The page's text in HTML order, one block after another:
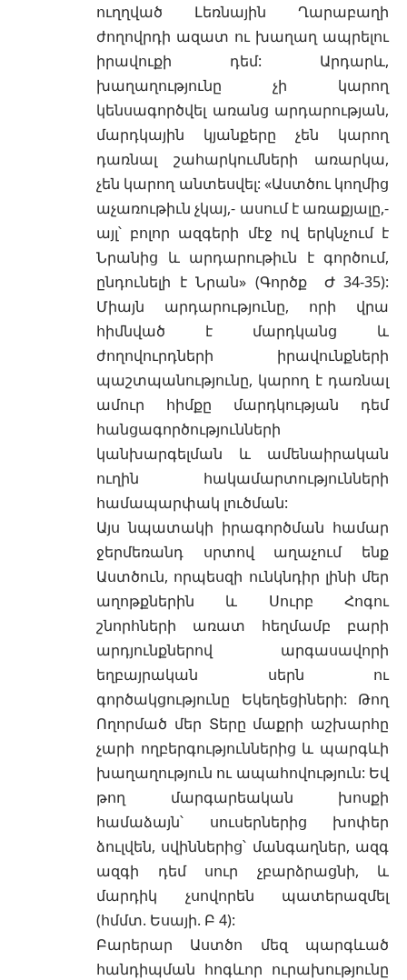
ուղղված Լեռնային Ղարաբաղի
ժողովրդի ազատ ու խաղաղ ապրելու
իրավուքի դեմ: Արդարև,
խաղաղությունը չի կարող
կենսագործվել առանց արդարության,
մարդկային կյանքերը չեն կարող
դառնալ շահարկումների առարկա,
չեն կարող անտեսվել: «Աստծու կողմից
աչառութիւն չկայ,- ասում է առաքյալը,-
այլ՝ բոլոր ազգերի մէջ ով երկնչում է
Նրանից և արդարութիւն է գործում,
ընդունելի է Նրան» (Գործք Ժ 34-35):
Միայն արդարությունը, որի վրա
հիմնված է մարդկանց և
ժողովուրդների իրավունքների
պաշտպանությունը, կարող է դառնալ
ամուր հիմքը մարդկության դեմ
հանցագործությունների
կանխարգելման և ամենաիրական
ուղին հակամարտությունների
համապարփակ լուծման:
Այս նպատակի իրագործման համար
ջերմեռանդ սրտով աղաչում ենք
Աստծուն, որպեսզի ունկնդիր լինի մեր
աղոթքներին և Սուրբ Հոգու
շնորհների առատ հեղմամբ բարի
արդյունքներով արգասավորի
եղբայրական սերն ու
գործակցությունը Եկեղեցիների: Թող
Ողորմած մեր Տերը մաքրի աշխարհը
չարի ողբերգություններից և պարգևի
խաղաղություն ու ապահովություն: Եվ
թող մարգարեական խոսքի
համաձայն՝ սուսերներից խոփեր
ձուլվեն, սվիններից՝ մանգաղներ, ազգ
ազգի դեմ սուր չբարձրացնի, և
մարդիկ չսովորեն պատերազմել
(հմմտ. Եսայի. Բ 4):
Բարերար Աստծո մեզ պարգևած
հանդիպման հոգևոր ուրախությունը